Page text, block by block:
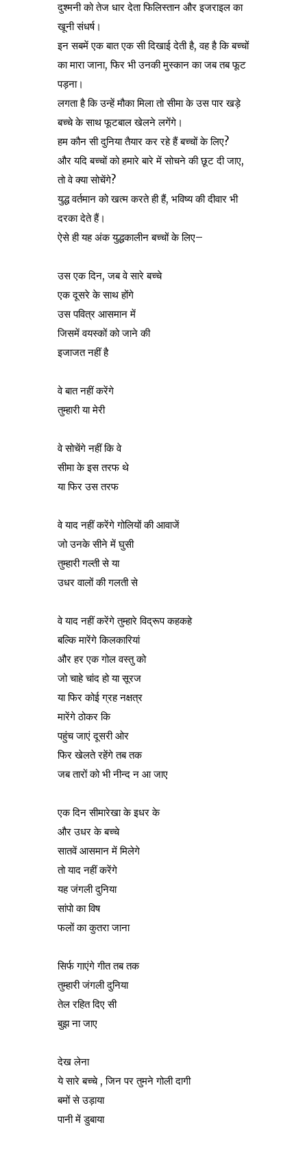
दुश्मनी को तेज धार देता फिलिस्तान और इजराइल का
खूनी संधर्ष।
इन सबमें एक बात एक सी दिखाई देती है, वह है कि बच्चों
का मारा जाना, फिर भी उनकी मुस्कान का जब तब फूट
पड़ना।
लगता है कि उन्हें मौका मिला तो सीमा के उस पार खड़े
बच्चे के साथ फूटबाल खेलने लगेंगे।
हम कौन सी दुनिया तैयार कर रहे हैं बच्चों के लिए?
और यदि बच्चों को हमारे बारे में सोचने की छूट दी जाए,
तो वे क्या सोचेंगे?
युद्ध वर्तमान को खत्म करते ही हैं, भविष्य की दीवार भी
दरका देते हैं।
ऐसे ही यह अंक युद्धकालीन बच्चों के लिए–
उस एक दिन, जब वे सारे बच्चे
एक दूसरे के साथ होंगे
उस पवित्र आसमान में
जिसमें वयस्कों को जाने की
इजाजत नहीं है
वे बात नहीं करेंगे
तुम्हारी या मेरी
वे सोचेंगे नहीं कि वे
सीमा के इस तरफ थे
या फिर उस तरफ
वे याद नहीं करेंगे गोलियों की आवाजें
जो उनके सीने में घुसी
तुम्हारी गल्ती से या
उधर वालों की गलती से
वे याद नहीं करेंगे तुम्हारे विद्रूप कहकहे
बल्कि मारेंगे किलकारियां
और हर एक गोल वस्तु को
जो चाहे चांद हो या सूरज
या फिर कोई ग्रह नक्षत्र
मारेंगे ठोकर कि
पहुंच जाएं दूसरी ओर
फिर खेलते रहेंगे तब तक
जब तारों को भी नीन्द न आ जाए
एक दिन सीमारेखा के इधर के
और उधर के बच्चे
सातवें आसमान में मिलेगे
तो याद नहीं करेंगे
यह जंगली दुनिया
सांपो का विष
फलों का कुतरा जाना
सिर्फ गाएंगे गीत तब तक
तुम्हारी जंगली दुनिया
तेल रहित दिए सी
बुझ ना जाए
देख लेना
ये सारे बच्चे , जिन पर तुमने गोली दागी
बमों से उड़ाया
पानी में डुबाया